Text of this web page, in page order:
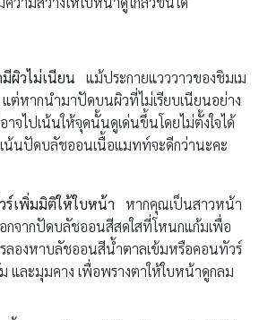
มีผิวไม่เนียน แม้ประกายแวววาวของชิมเม
ต่หากนำมาปัดบนผิวที่ไม่เรียบเนียนอย่าง
จไปเน้นให้จุดนั้นดูเด่นขึ้นโดยไม่ตั้งใจได้
น้นปัดบลัชออนเนื้อแมทท์จะดีกว่านะคะ
เพิ่มมิติให้ใบหน้า หากคุณเป็นสาวหน้า
จากปัดบลัชออนสีสดใสที่โหนกแก้มเพื่อ
ลองหาบลัชออนสีน้ำตาลเข้มหรือคอนทัวร์
และมุมคาง เพื่อพรางตาให้ใบหน้าดูกลม